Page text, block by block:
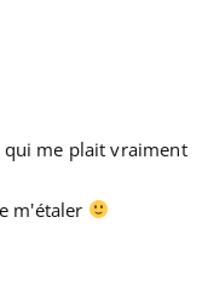
me plait vraiment
m'étaler